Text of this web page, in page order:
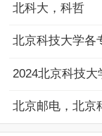
北科大，科哲
2024北京科技
北京邮电，北京